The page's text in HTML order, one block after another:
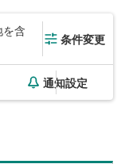
含
条件変更
通知設定